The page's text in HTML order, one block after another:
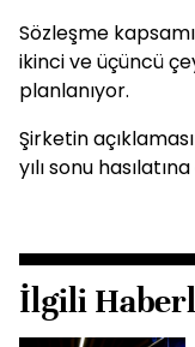
Sözleşme
ikinci ve üçüncü
planlanıyor.
Şirketin
yılı sonu
İlgili